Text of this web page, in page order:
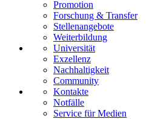
Promotion
Forschung & Transfer
Stellenangebote
Weiterbildung
Universität
Exzellenz
Nachhaltigkeit
Community
Kontakte
Notfälle
Service für Medien